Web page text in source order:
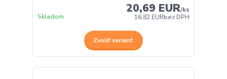
20,69 EUR/ks
16,82 EURbez DPH
Skladom
Zvoliť variant